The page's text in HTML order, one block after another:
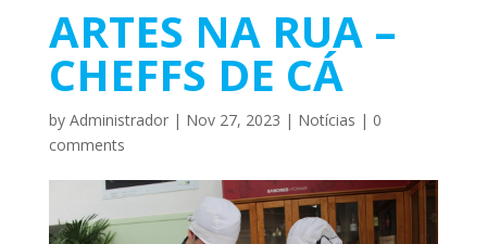
ARTES NA RUA –
CHEFFS DE CÁ
by Administrador| Nov 27, 2023 | Notícias | 0
comments